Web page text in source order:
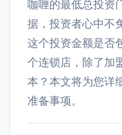
咖喱的最低总投资
据，投资者心中不
这个投资金额是否
个连锁店，除了加
本？本文将为您详
准备事项。